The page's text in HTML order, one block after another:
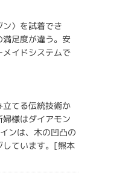
〉を試着でき
足度が違う。安
イドシステムで
てる伝統技術か
様はダイアモン
ンは、木の凹凸の
しています。[熊本